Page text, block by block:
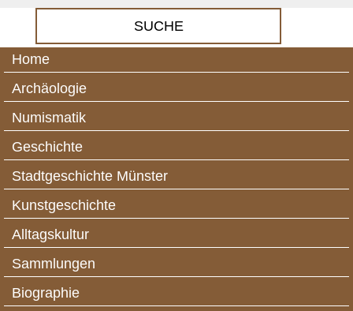
Home
Archäologie
Numismatik
Geschichte
Stadtgeschichte Münster
Kunstgeschichte
Alltagskultur
Sammlungen
Biographie